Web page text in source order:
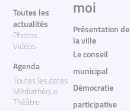
Toutes les
actualités
Photos
Vidéos
Agenda
Toutes les dates
Médiathèque
Théâtre
moi
Présentation de
la ville
Le conseil
municipal
Démocratie
participative